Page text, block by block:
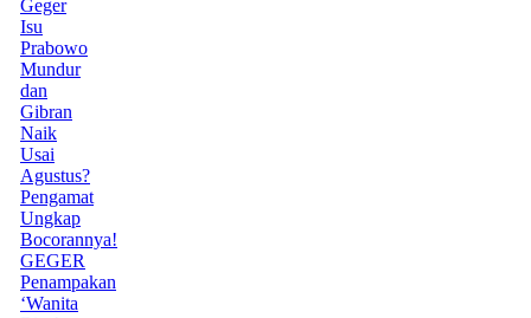
Geger
Isu
Prabowo
Mundur
dan
Gibran
Naik
Usai
Agustus?
Pengamat
Ungkap
Bocorannya!
GEGER
Penampakan
‘Wanita